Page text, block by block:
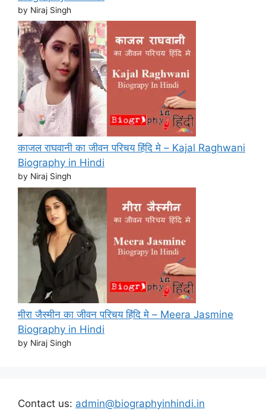
by Niraj Singh
काजल राघवानी का जीवन परिचय हिंदि मे – Kajal Raghwani
Biography in Hindi
by Niraj Singh
मीरा जैस्मीन का जीवन परिचय हिंदि मे – Meera Jasmine
Biography in Hindi
by Niraj Singh
Contact us: admin@biographyinhindi.in